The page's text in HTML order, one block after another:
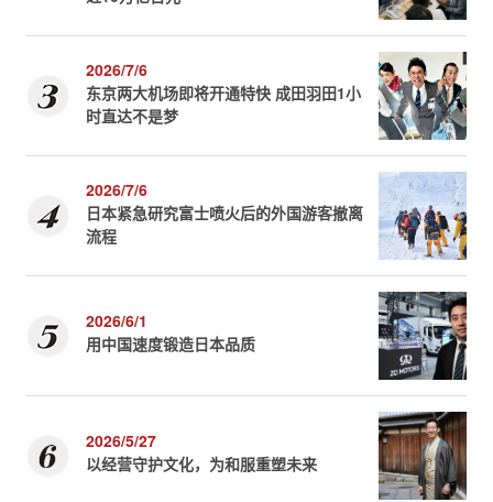
2026/7/6
东京两大机场即将开通特快 成田羽田1小
时直达不是梦
2026/7/6
日本紧急研究富士喷火后的外国游客撤离
流程
2026/6/1
用中国速度锻造日本品质
2026/5/27
以经营守护文化，为和服重塑未来